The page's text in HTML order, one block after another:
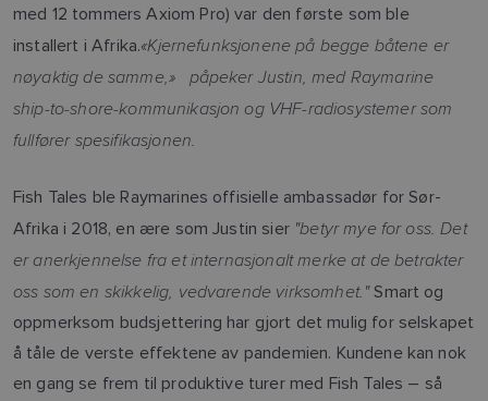
med 12 tommers Axiom Pro) var den første som ble
installert i Afrika.«Kjernefunksjonene på begge båtene er
nøyaktig de samme,» påpeker Justin, med Raymarine
ship-to-shore-kommunikasjon og VHF-radiosystemer som
fullfører spesifikasjonen.
Fish Tales ble Raymarines offisielle ambassadør for Sør-
Afrika i 2018, en ære som Justin sier "betyr mye for oss. Det
er anerkjennelse fra et internasjonalt merke at de betrakter
oss som en skikkelig, vedvarende virksomhet."Smart og
oppmerksom budsjettering har gjort det mulig for selskapet
å tåle de verste effektene av pandemien. Kundene kan nok
en gang se frem til produktive turer med Fish Tales – så